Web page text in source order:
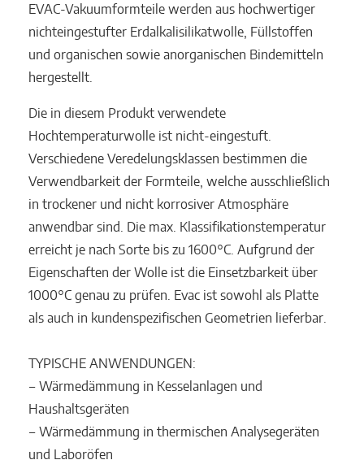
EVAC-Vakuumformteile werden aus hochwertiger
nichteingestufter Erdalkalisilikatwolle, Füllstoffen
und organischen sowie anorganischen Bindemitteln
hergestellt.
Die in diesem Produkt verwendete
Hochtemperaturwolle ist nicht-eingestuft.
Verschiedene Veredelungsklassen bestimmen die
Verwendbarkeit der Formteile, welche ausschließlich
in trockener und nicht korrosiver Atmosphäre
anwendbar sind. Die max. Klassifikationstemperatur
erreicht je nach Sorte bis zu 1600°C. Aufgrund der
Eigenschaften der Wolle ist die Einsetzbarkeit über
1000°C genau zu prüfen. Evac ist sowohl als Platte
als auch in kundenspezifischen Geometrien lieferbar.
TYPISCHE ANWENDUNGEN:
‒ Wärmedämmung in Kesselanlagen und
Haushaltsgeräten
‒ Wärmedämmung in thermischen Analysegeräten
und Laboröfen